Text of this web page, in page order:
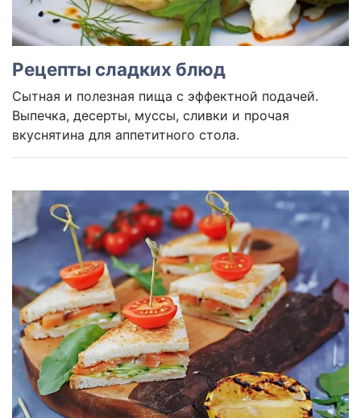
Рецепты сладких блюд
Сытная и полезная пища с эффектной подачей.
Выпечка, десерты, муссы, сливки и прочая
вкуснятина для аппетитного стола.